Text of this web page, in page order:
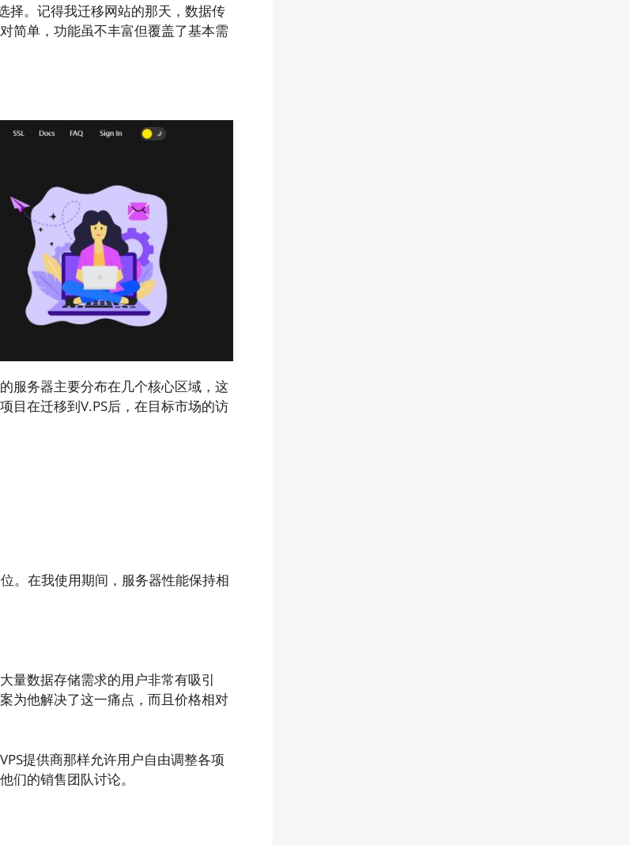
择。记得我迁移网站的那天，数据传
简单，功能虽不丰富但覆盖了基本需
服务器主要分布在几个核心区域，这
目在迁移到V.PS后，在目标市场的访
。在我使用期间，服务器性能保持相
量数据存储需求的用户非常有吸引
为他解决了这一痛点，而且价格相对
提供商那样允许用户自由调整各项
们的销售团队讨论。